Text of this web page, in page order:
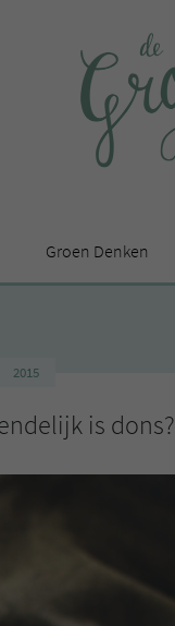
Groen Denken
2015
is dons?